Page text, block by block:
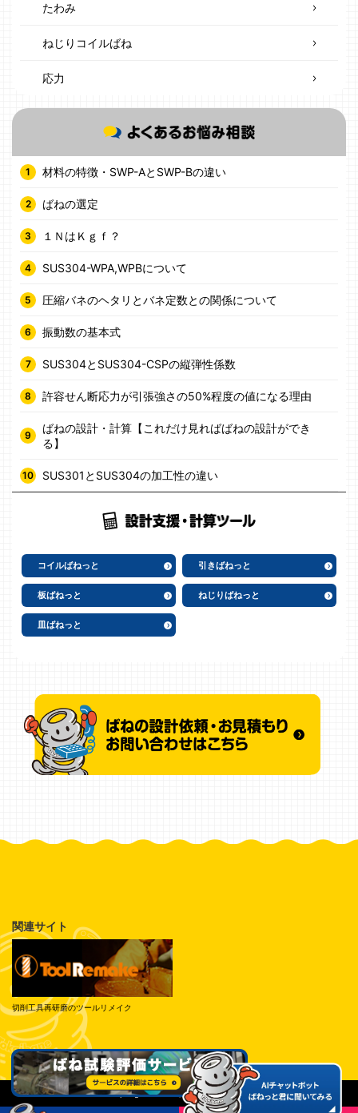
たわみ
ねじりコイルばね
応力
材料の特徴・SWP-AとSWP-Bの違い
ばねの選定
１ＮはＫｇｆ？
SUS304-WPA,WPBについて
圧縮バネのヘタリとバネ定数との関係について
振動数の基本式
SUS304とSUS304-CSPの縦弾性係数
許容せん断応力が引張強さの50%程度の値になる理由
ばねの設計・計算【これだけ見ればばねの設計ができ
る】
SUS301とSUS304の加工性の違い
コイルばねっと 引きばねっと
板ばねっと ねじりばねっと
皿ばねっと
関連サイト
切削工具再研磨のツールリメイク
© Tokai Spring Industries, Inc. All Rights Reserved.